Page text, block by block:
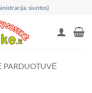
siuntos)
PARDUOTUVĖ